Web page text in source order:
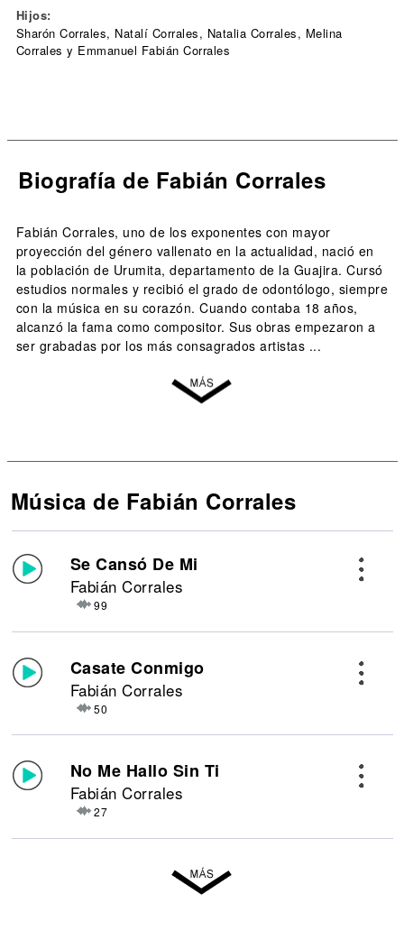
Hijos:
Sharón Corrales, Natalí Corrales, Natalia Corrales, Melina
Corrales y Emmanuel Fabián Corrales
Biografía de Fabián Corrales
Fabián Corrales, uno de los exponentes con mayor
proyección del género vallenato en la actualidad, nació en
la población de Urumita, departamento de la Guajira. Cursó
estudios normales y recibió el grado de odontólogo, siempre
con la música en su corazón. Cuando contaba 18 años,
alcanzó la fama como compositor. Sus obras empezaron a
ser grabadas por los más consagrados artistas ...
Música de Fabián Corrales
Se Cansó De Mi
Fabián Corrales
99
Casate Conmigo
Fabián Corrales
50
No Me Hallo Sin Ti
Fabián Corrales
27